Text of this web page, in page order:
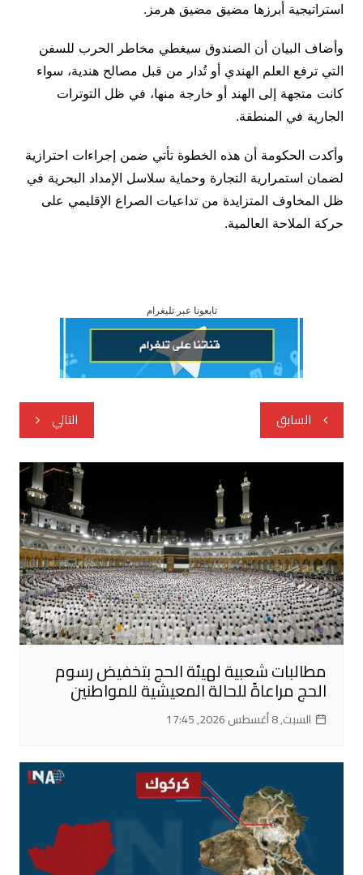
استراتيجية أبرزها مضيق مضيق هرمز .
وأضاف البيان أن الصندوق سيغطي مخاطر الحرب للسفن
التي ترفع العلم الهندي أو تُدار من قبل مصالح هندية، سواء
كانت متجهة إلى الهند أو خارجة منها، في ظل التوترات
الجارية في المنطقة.
وأكدت الحكومة أن هذه الخطوة تأتي ضمن إجراءات احترازية
لضمان استمرارية التجارة وحماية سلاسل الإمداد البحرية في
ظل المخاوف المتزايدة من تداعيات الصراع الإقليمي على
حركة الملاحة العالمية.
تابعونا عبر تليغرام
تصفّح
المقالات
السابق التالي
مطالبات شعبية لهيئة الحج بتخفيض رسوم
الحج مراعاةً للحالة المعيشية للمواطنين
السبت, 8 أغسطس 2026, 17:45